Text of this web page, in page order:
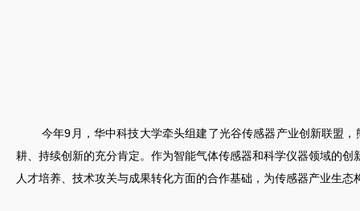
今年9月，华中科技大学牵头组建了光谷传感器产业创新联盟
耕、持续创新的充分肯定。作为智能气体传感器和科学仪器领域的创
人才培养、技术攻关与成果转化方面的合作基础，为传感器产业生